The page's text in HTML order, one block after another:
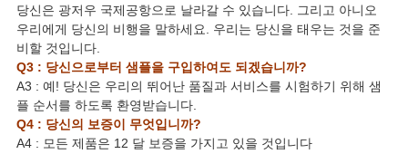
당신은 광저우 국제공항으로 날라갈 수 있습니다. 그리고 아니오
우리에게 당신의 비행을 말하세요. 우리는 당신을 태우는 것을 준
비할 것입니다.
Q3 : 당신으로부터 샘플을 구입하여도 되겠습니까?
A3 : 예! 당신은 우리의 뛰어난 품질과 서비스를 시험하기 위해 샘
플 순서를 하도록 환영받습니다.
Q4 : 당신의 보증이 무엇입니까?
A4 : 모든 제품은 12 달 보증을 가지고 있을 것입니다